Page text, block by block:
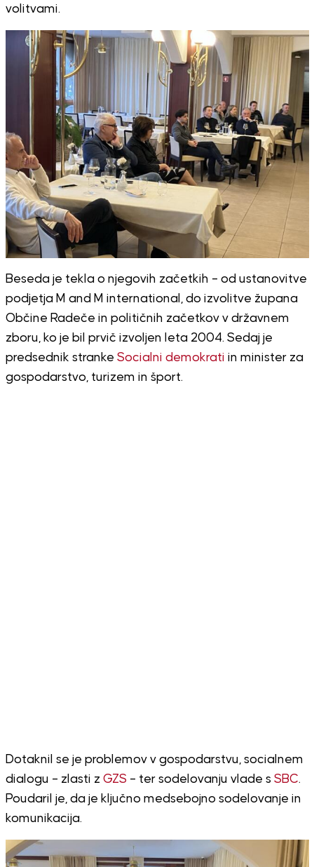
volitvami.
Beseda je tekla o njegovih začetkih – od ustanovitve
podjetja M and M international, do izvolitve župana
Občine Radeče in političnih začetkov v državnem
zboru, ko je bil prvič izvoljen leta 2004. Sedaj je
predsednik stranke Socialni demokrati in minister za
gospodarstvo, turizem in šport.
Dotaknil se je problemov v gospodarstvu, socialnem
dialogu – zlasti z GZS – ter sodelovanju vlade s SBC.
Poudaril je, da je ključno medsebojno sodelovanje in
komunikacija.